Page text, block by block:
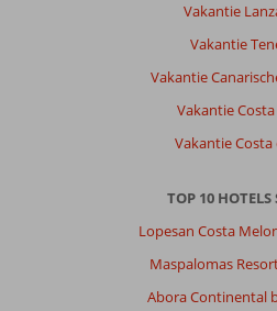
Vakantie
Vakantie
Vakantie
Vakantie
Vakantie Costa
TOP 10 HOTELS
Lopesan Costa
Maspalomas
Abora Continental